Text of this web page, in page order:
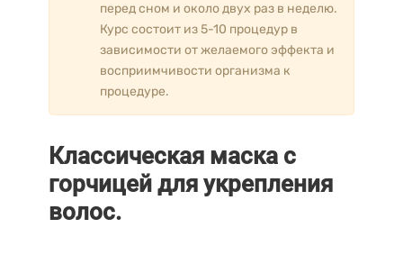
перед сном и около двух раз в неделю.
Курс состоит из 5-10 процедур в
зависимости от желаемого эффекта и
восприимчивости организма к
процедуре.
Классическая маска с
горчицей для укрепления
волос.